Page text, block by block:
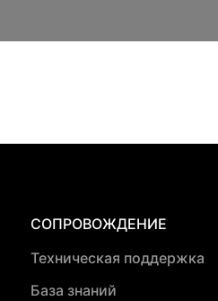
СОПРОВОЖДЕНИЕ
Техническая поддержка
База знаний